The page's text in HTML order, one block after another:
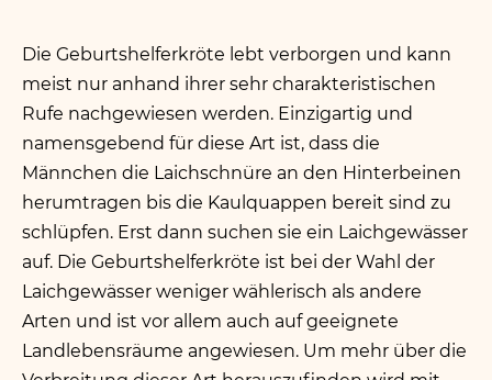
Die Geburtshelferkröte lebt verborgen und kann
meist nur anhand ihrer sehr charakteristischen
Rufe nachgewiesen werden. Einzigartig und
namensgebend für diese Art ist, dass die
Männchen die Laichschnüre an den Hinterbeinen
herumtragen bis die Kaulquappen bereit sind zu
schlüpfen. Erst dann suchen sie ein Laichgewässer
auf. Die Geburtshelferkröte ist bei der Wahl der
Laichgewässer weniger wählerisch als andere
Arten und ist vor allem auch auf geeignete
Landlebensräume angewiesen. Um mehr über die